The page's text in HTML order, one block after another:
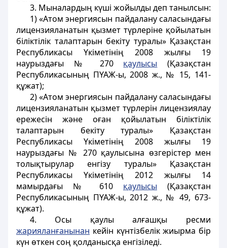
3. Мыналардың күші жойылды деп танылсын:
1) «Атом энергиясын пайдалану саласындағы
лицензияланатын қызмет түрлеріне қойылатын
біліктілік талаптарын бекіту туралы» Қазақстан
Республикасы Үкіметінің 2008 жылғы 19
наурыздағы № 270 қаулысы (Қазақстан
Республикасының ПҮАЖ-ы, 2008 ж., № 15, 141-
құжат);
2) «Атом энергиясын пайдалану саласындағы
лицензияланатын қызмет түрлерін лицензиялау
ережесін және оған қойылатын біліктілік
талаптарын бекіту туралы» Қазақстан
Республикасы Үкіметінің 2008 жылғы 19
наурыздағы № 270 қаулысына өзгерістер мен
толықтырулар енгізу туралы» Қазақстан
Республикасы Үкіметінің 2012 жылғы 14
мамырдағы № 610 қаулысы (Қазақстан
Республикасының ПҮАЖ-ы, 2012 ж., № 49, 673-
құжат).
4. Осы қаулы алғашқы ресми
жарияланғанынан кейін күнтізбелік жиырма бір
күн өткен соң қолданысқа енгізіледі.